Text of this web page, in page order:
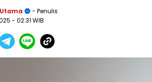
- Penulis
- 02:31 WIB